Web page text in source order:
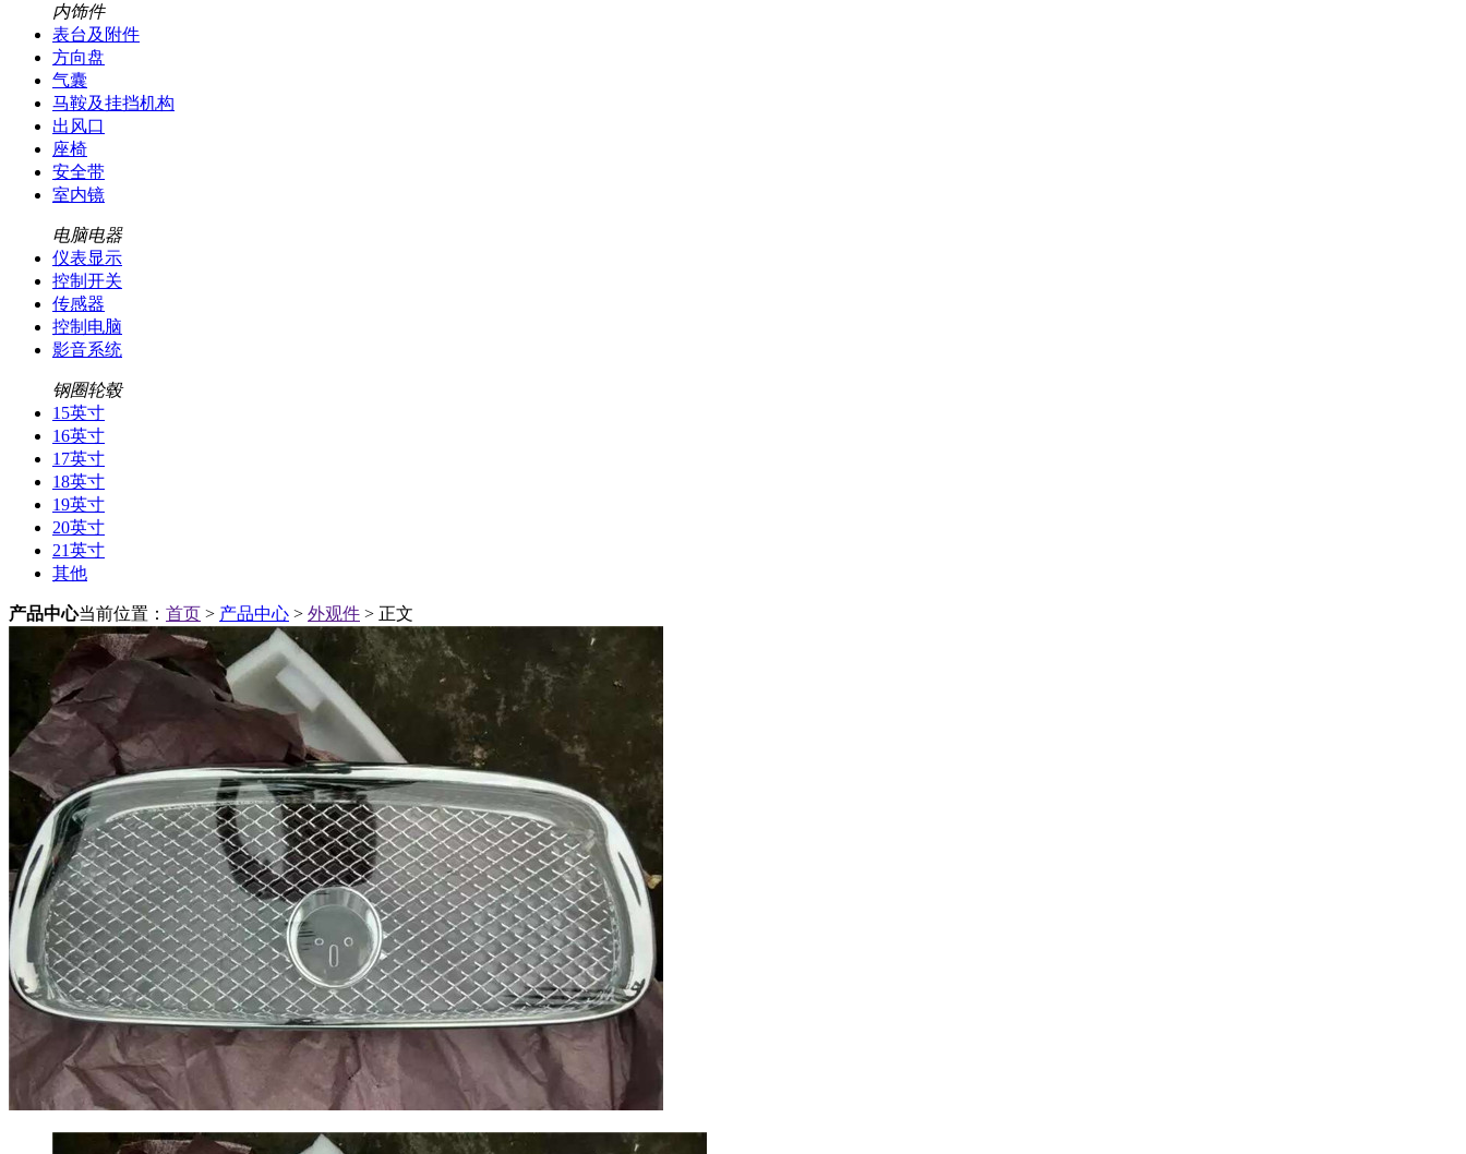
内饰件
表台及附件
方向盘
气囊
马鞍及挂挡机构
出风口
座椅
安全带
室内镜
电脑电器
仪表显示
控制开关
传感器
控制电脑
影音系统
钢圈轮毂
15英寸
16英寸
17英寸
18英寸
19英寸
20英寸
21英寸
其他
产品中心当前位置： 首页 > 产品中心 > 外观件 > 正文